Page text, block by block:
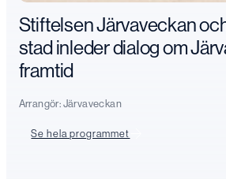
Stiftelsen Järvaveckan
stad inleder dialog om
framtid
Arrangör:Järvaveckan
Se hela programmet